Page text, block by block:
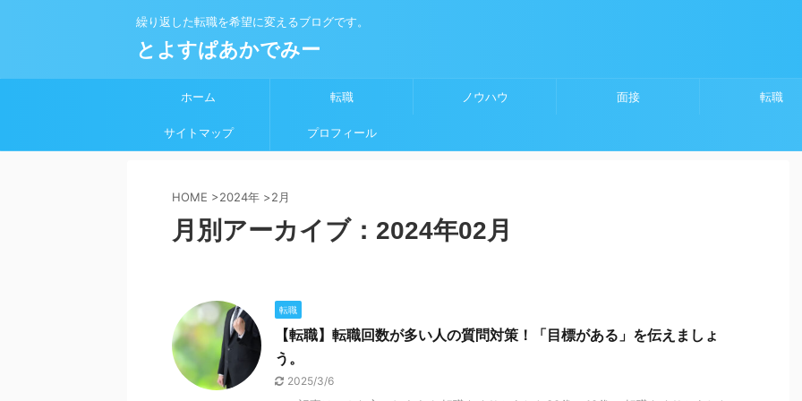
繰り返した転職を希望に変えるブログです。
とよすぱあかでみー
ホーム 転職 ノウハウ 面接 転職
サイトマップ プロフィール
HOME >2024年 >2月
月別アーカイブ：2024年02月
転職
【転職】転職回数が多い人の質問対策！「目標がある」を伝えましょ
う。
2025/3/6